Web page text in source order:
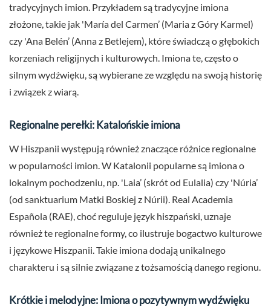
tradycyjnych imion. Przykładem są tradycyjne imiona
złożone, takie jak 'María del Carmen’ (Maria z Góry Karmel)
czy 'Ana Belén’ (Anna z Betlejem), które świadczą o głębokich
korzeniach religijnych i kulturowych. Imiona te, często o
silnym wydźwięku, są wybierane ze względu na swoją historię
i związek z wiarą.
Regionalne perełki: Katalońskie imiona
W Hiszpanii występują również znaczące różnice regionalne
w popularności imion. W Katalonii popularne są imiona o
lokalnym pochodzeniu, np. 'Laia’ (skrót od Eulalia) czy 'Núria’
(od sanktuarium Matki Boskiej z Núrii). Real Academia
Española (RAE), choć reguluje język hiszpański, uznaje
również te regionalne formy, co ilustruje bogactwo kulturowe
i językowe Hiszpanii. Takie imiona dodają unikalnego
charakteru i są silnie związane z tożsamością danego regionu.
Krótkie i melodyjne: Imiona o pozytywnym wydźwięku